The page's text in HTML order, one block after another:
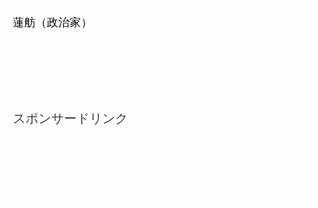
蓮舫（政治家）
スポンサードリンク